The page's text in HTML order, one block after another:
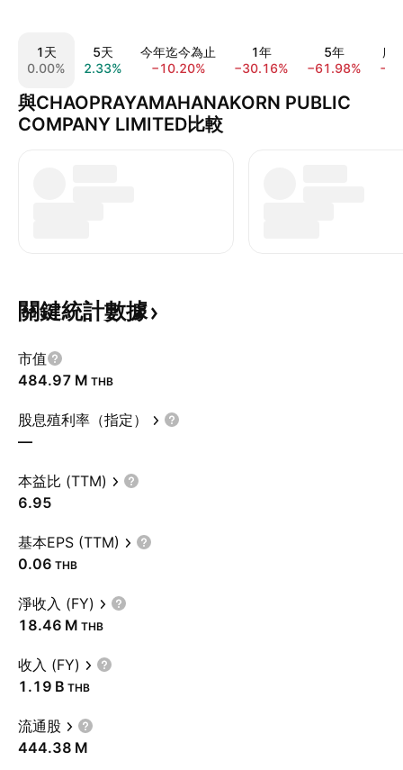
1天
0.00%
5天
2.33%
今年迄今為止
−10.20%
1年
−30.16%
5年
−61.98%
所
與CHAOPRAYAMAHANAKORN PUBLIC
COMPANY LIMITED比較
關鍵統計數據
市值
‪484.97 M‬ THB
股息殖利率（指定）
—
本益比 (TTM)
6.95
基本EPS (TTM)
0.06 THB
淨收入 (FY)
‪18.46 M‬ THB
收入 (FY)
‪1.19 B‬ THB
流通股
‪444.38 M‬